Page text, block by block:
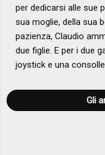
per dedicarsi alle sue
sua moglie, della sua
pazienza, Claudio
due figlie. E per i due
joystick e una
Gli